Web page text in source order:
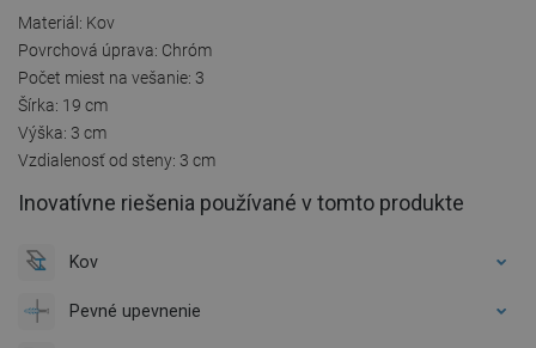
Materiál: Kov
Povrchová úprava: Chróm
Počet miest na vešanie: 3
Šírka: 19 cm
Výška: 3 cm
Vzdialenosť od steny: 3 cm
Inovatívne riešenia používané v tomto produkte
Kov
Pevné upevnenie